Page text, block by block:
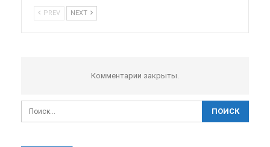
PREV NEXT
Комментарии закрыты.